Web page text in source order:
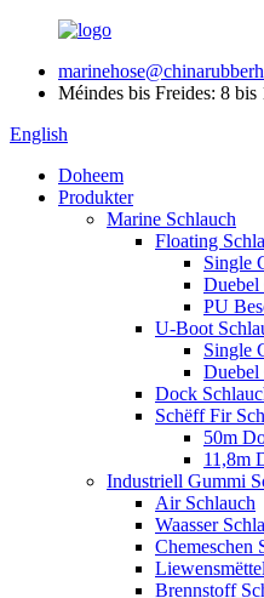
Méindes bis Freides: 8 bis
English
Doheem
Produkter
Marine Schlauch
Floating
Single
Duebel
PU
U-Boot
Single
Duebel
Dock
Schëff Fir
50m
11,8m
Industriell Gummi
Air Schlauch
Waasser
Chemeschen
Brennstoff